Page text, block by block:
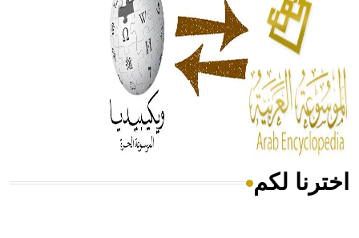
- هل تعلم أن المرجان إفراز حيواني يتكون في البحر ويتركب
من مادة كربونات الكلسيوم، وهو أحمر أو شديد الحمرة وهو
أجود أنواعه، ويمتاز بكبر الحجم ويسمى الش
هل تعلم أن الأبسيد كلمة فرنسية اللفظ تم اعتمادها مصطلحاً
اخترنا لكم